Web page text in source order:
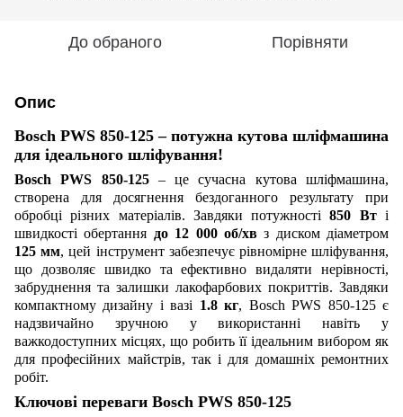
До обраного Порівняти
Опис
Bosch PWS 850-125 – потужна кутова шліфмашина
для ідеального шліфування!
Bosch PWS 850-125– це сучасна кутова шліфмашина,
створена для досягнення бездоганного результату при
обробці різних матеріалів. Завдяки потужності850 Вті
швидкості обертання до 12 000 об/хвз диском діаметром
125 мм, цей інструмент забезпечує рівномірне шліфування,
що дозволяє швидко та ефективно видаляти нерівності,
забруднення та залишки лакофарбових покриттів. Завдяки
компактному дизайну і вазі 1.8 кг, Bosch PWS 850-125 є
надзвичайно зручною у використанні навіть у
важкодоступних місцях, що робить її ідеальним вибором як
для професійних майстрів, так і для домашніх ремонтних
робіт.
Ключові переваги Bosch PWS 850-125